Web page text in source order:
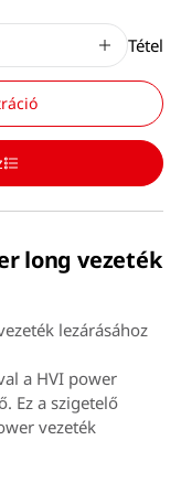
Tétel
long vezeték
lezárásához
a HVI power
Ez a szigetelő
vezeték